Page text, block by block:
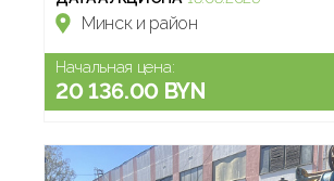
Минск и район
Начальная цена:
20 136.00 BYN